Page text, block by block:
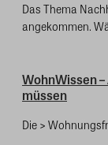
Das Thema
angekommen.
WohnWissen
müssen
Die >